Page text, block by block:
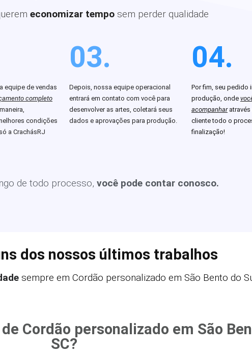
economizar tempo sem perder qualidade
equipe de vendas
completo
condições
a CrachásRJ
03.
Depois, nossa equipe operacional
entrará em contato com você para
desenvolver as artes, coletará seus
dados e aprovações para produção.
04.
Por fim, seu pedido
produção, onde
acompanharatravés
cliente todo o
finalização!
de todo processo, você pode contar conosco.
dos nossos últimos trabalhos
sempre em Cordão personalizado em São Bento do
Cordão personalizado em São
SC?